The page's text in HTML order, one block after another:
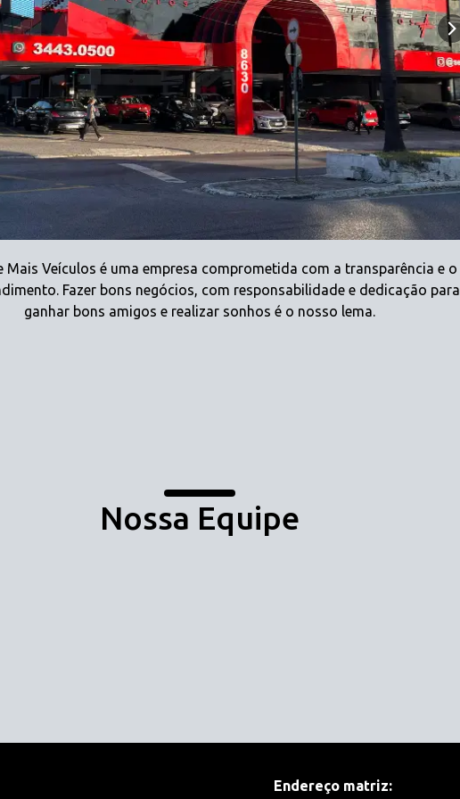
Mais Veículos é uma empresa comprometida com a transparência e o
Fazer bons negócios, com responsabilidade e dedicação para
ganhar bons amigos e realizar sonhos é o nosso lema.
Nossa Equipe
Endereço matriz: